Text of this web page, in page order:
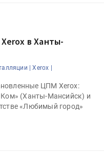
в Ханты-
| Xerox |
ЦПМ Xerox:
Ком» (Ханты-Мансийск) и
«Любимый город»
в компании «Сказитель»